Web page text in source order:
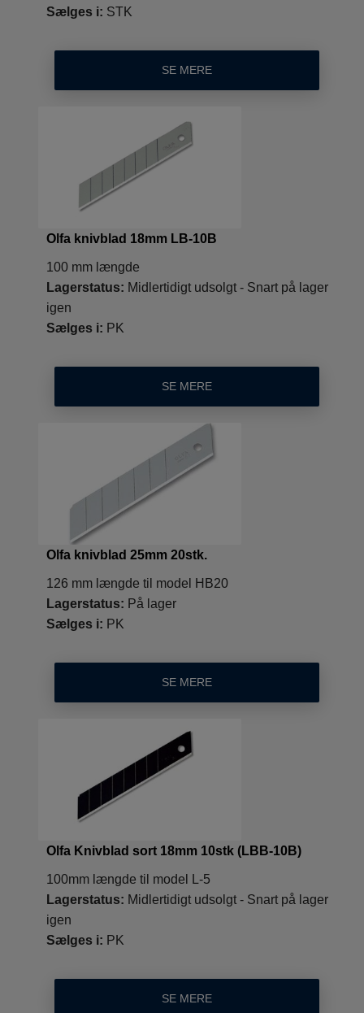
Sælges i: STK
SE MERE
Olfa knivblad 18mm LB-10B
100 mm længde
Lagerstatus: Midlertidigt udsolgt - Snart på lager
igen
Sælges i: PK
SE MERE
Olfa knivblad 25mm 20stk.
126 mm længde til model HB20
Lagerstatus: På lager
Sælges i: PK
SE MERE
Olfa Knivblad sort 18mm 10stk (LBB-10B)
100mm længde til model L-5
Lagerstatus: Midlertidigt udsolgt - Snart på lager
igen
Sælges i: PK
SE MERE